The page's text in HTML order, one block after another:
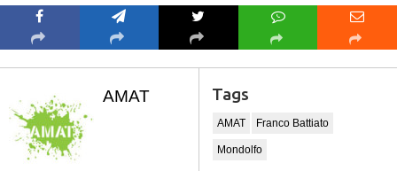
AMAT Tags
AMAT Franco Battiato
Mondolfo